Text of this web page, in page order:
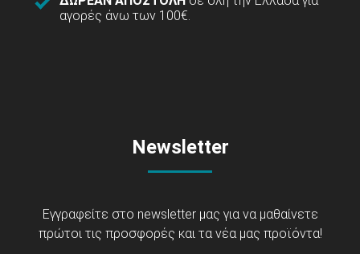
αγορές άνω των 100€.
Newsletter
Εγγραφείτε στο newsletter μας για να μαθαίνετε
πρώτοι τις προσφορές και τα νέα μας προϊόντα!